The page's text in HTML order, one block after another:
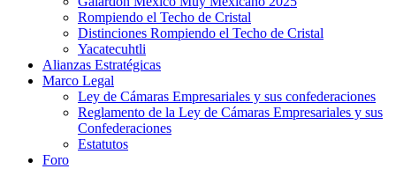
Rompiendo el Techo de Cristal
Distinciones Rompiendo el Techo de Cristal
Yacatecuhtli
Alianzas Estratégicas
Marco Legal
Ley de Cámaras Empresariales y sus confederaciones
Reglamento de la Ley de Cámaras Empresariales y sus
Confederaciones
Estatutos
Foro